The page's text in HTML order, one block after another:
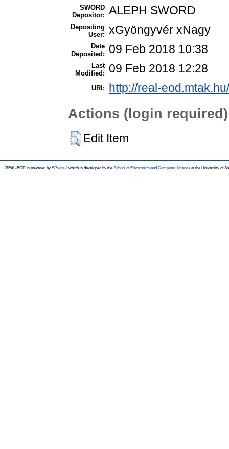
SWORD
Depositor: ALEPH SWORD
Depositing
User: xGyöngyvér xNagy
Date
Deposited:
09 Feb 2018 10:38
Last
Modified:
09 Feb 2018 12:28
URI: http://real-
Actions (login required)
Edit Item
REAL-EOD is powered by EPrints 3which is developed by the School of Electronics and Computer Science at the University of